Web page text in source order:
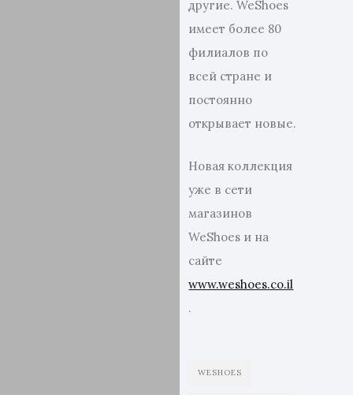
другие. WeShoes
имеет более 80
филиалов по
всей стране и
постоянно
открывает новые.
Новая коллекция
уже в сети
магазинов
WeShoes и на
сайте
www.weshoes.co.il
.
WESHOES